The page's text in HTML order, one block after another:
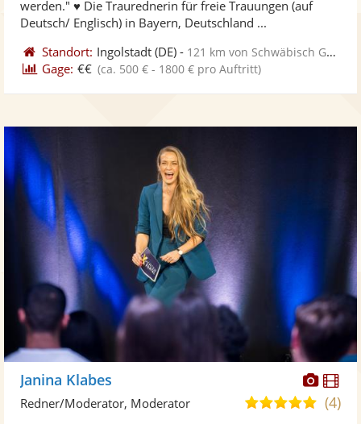
werden." ♥ Die Traurednerin für freie Trauungen (auf
Deutsch/ Englisch) in Bayern, Deutschland ...
Standort: Ingolstadt (DE) - 121 km von Schwäbisch Gmünd
Gage: €€ (ca. 500 € - 1800 € pro Auftritt)
Janina Klabes
5,0(4)
Redner/Moderator, Moderator